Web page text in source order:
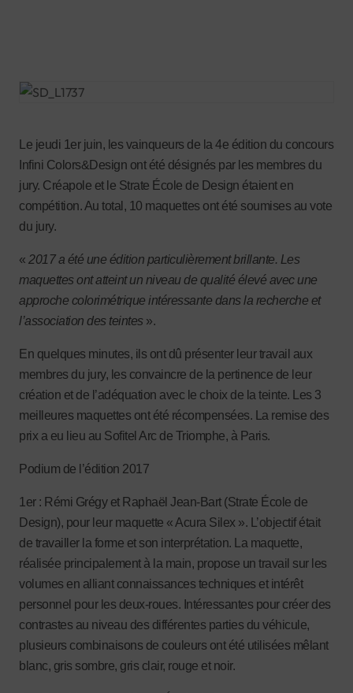
Le jeudi 1er juin, les vainqueurs de la 4e édition du concours
Infini Colors&Design ont été désignés par les membres du
jury. Créapole et le Strate École de Design étaient en
compétition. Au total, 10 maquettes ont été soumises au vote
du jury.
« 2017 a été une édition particulièrement brillante. Les
maquettes ont atteint un niveau de qualité élevé avec une
approche colorimétrique intéressante dans la recherche et
l’association des teintes ».
En quelques minutes, ils ont dû présenter leur travail aux
membres du jury, les convaincre de la pertinence de leur
création et de l’adéquation avec le choix de la teinte. Les 3
meilleures maquettes ont été récompensées. La remise des
prix a eu lieu au Sofitel Arc de Triomphe, à Paris.
Podium de l’édition 2017
1er : Rémi Grégy et Raphaël Jean-Bart (Strate École de
Design), pour leur maquette « Acura Silex ». L’objectif était
de travailler la forme et son interprétation. La maquette,
réalisée principalement à la main, propose un travail sur les
volumes en alliant connaissances techniques et intérêt
personnel pour les deux-roues. Intéressantes pour créer des
contrastes au niveau des différentes parties du véhicule,
plusieurs combinaisons de couleurs ont été utilisées mêlant
blanc, gris sombre, gris clair, rouge et noir.